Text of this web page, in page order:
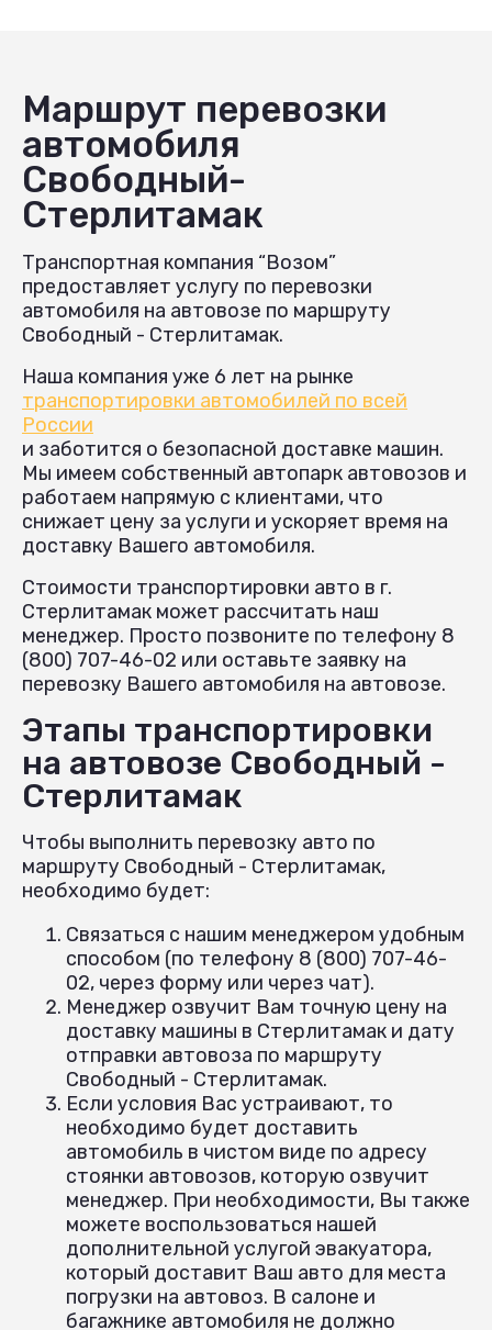
Маршрут перевозки
автомобиля
Свободный-
Стерлитамак
Транспортная компания “Возом”
предоставляет услугу по перевозки
автомобиля на автовозе по маршруту
Свободный - Стерлитамак.
Наша компания уже 6 лет на рынке
транспортировки автомобилей по всей
России
и заботится о безопасной доставке машин.
Мы имеем собственный автопарк автовозов и
работаем напрямую с клиентами, что
снижает цену за услуги и ускоряет время на
доставку Вашего автомобиля.
Стоимости транспортировки авто в г.
Стерлитамак может рассчитать наш
менеджер. Просто позвоните по телефону 8
(800) 707-46-02 или оставьте заявку на
перевозку Вашего автомобиля на автовозе.
Этапы транспортировки
на автовозе Свободный -
Стерлитамак
Чтобы выполнить перевозку авто по
маршруту Свободный - Стерлитамак,
необходимо будет:
Связаться с нашим менеджером удобным
способом (по телефону 8 (800) 707-46-
02, через форму или через чат).
Менеджер озвучит Вам точную цену на
доставку машины в Стерлитамак и дату
отправки автовоза по маршруту
Свободный - Стерлитамак.
Если условия Вас устраивают, то
необходимо будет доставить
автомобиль в чистом виде по адресу
стоянки автовозов, которую озвучит
менеджер. При необходимости, Вы также
можете воспользоваться нашей
дополнительной услугой эвакуатора,
который доставит Ваш авто для места
погрузки на автовоз. В салоне и
багажнике автомобиля не должно